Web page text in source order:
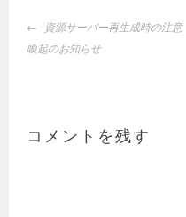
投
稿
ー
資源サーバー再生成時の注意
喚起のお知らせ
コメントを残す